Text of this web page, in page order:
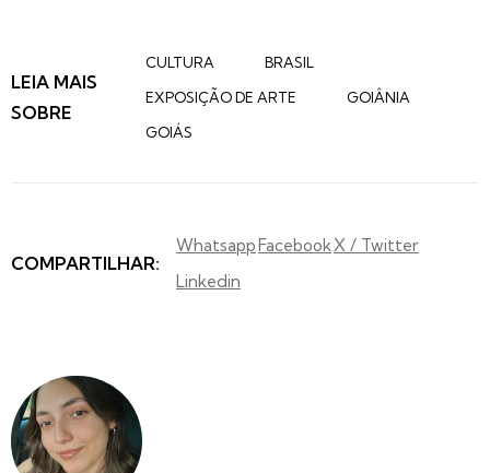
LEIA MAIS
SOBRE
CULTURA
BRASIL
EXPOSIÇÃO DE ARTE
GOIÂNIA
GOIÁS
COMPARTILHAR:
Whatsapp FacebookX / Twitter
Linkedin